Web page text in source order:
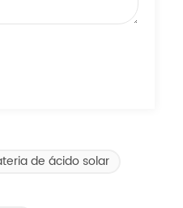
de ácido solar